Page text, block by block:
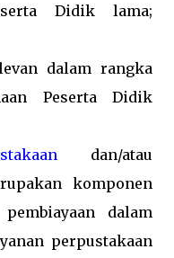
Didik lama;
dalam rangka
Peserta Didik
dan/atau
komponen
dalam
perpustakaan